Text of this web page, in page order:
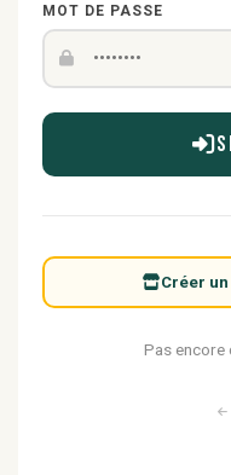
MOT DE PASSE
Créer
Pas encore